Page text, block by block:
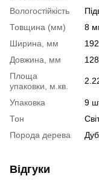
Вологостійкість
Товщина (мм)
8
Ширина, мм
Довжина, мм
Площа
упаковки, м.кв.
Упаковка
9
Тон
Порода дерева
Дуб
Відгуки